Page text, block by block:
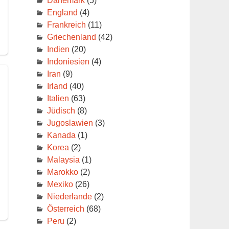
England (4)
Frankreich (11)
Griechenland (42)
Indien (20)
Indoniesien (4)
Iran (9)
Irland (40)
Italien (63)
Jüdisch (8)
Jugoslawien (3)
Kanada (1)
Korea (2)
Malaysia (1)
Marokko(2)
Mexiko(26)
Niederlande(2)
Österreich (68)
Peru (2)